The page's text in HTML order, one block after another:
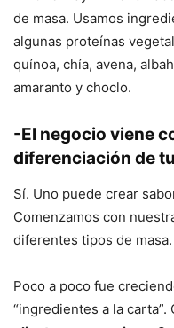
de masa. Usamos
algunas proteínas
quínoa, chía, avena,
amaranto y choclo.
-El negocio viene
diferenciación de
Sí. Uno puede crear
Comenzamos con
diferentes tipos de masa.
Poco a poco fue
“ingredientes a la